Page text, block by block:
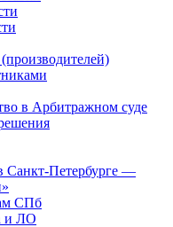
в Арбитражном суде
Санкт-Петербурге —
СПб
и ЛО